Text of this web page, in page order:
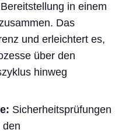
in einem
Das
und erleichtert es,
über den
hinweg
Sicherheitsprüfungen
den